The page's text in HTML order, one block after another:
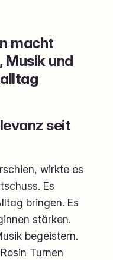
macht
Musik und
seit
wirkte es
Es
bringen. Es
stärken.
begeistern.
Turnen